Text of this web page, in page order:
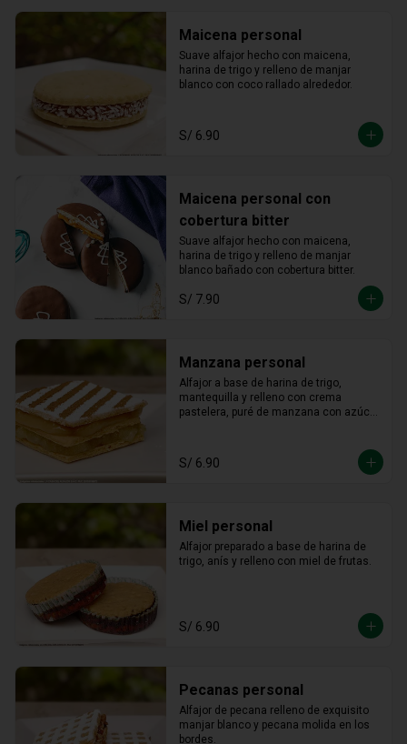
Maicena personal
Suave alfajor hecho con maicena,
harina de trigo y relleno de manjar
blanco con coco rallado alrededor.
S/ 6.90
Maicena personal con
cobertura bitter
Suave alfajor hecho con maicena,
harina de trigo y relleno de manjar
blanco bañado con cobertura bitter.
S/ 7.90
Manzana personal
Alfajor a base de harina de trigo,
mantequilla y relleno con crema
pastelera, puré de manzana con azúcar
S/ 6.90
Miel personal
Alfajor preparado a base de harina de
trigo, anís y relleno con miel de frutas.
S/ 6.90
Pecanas personal
Alfajor de pecana relleno de exquisito
manjar blanco y pecana molida en los
bordes.